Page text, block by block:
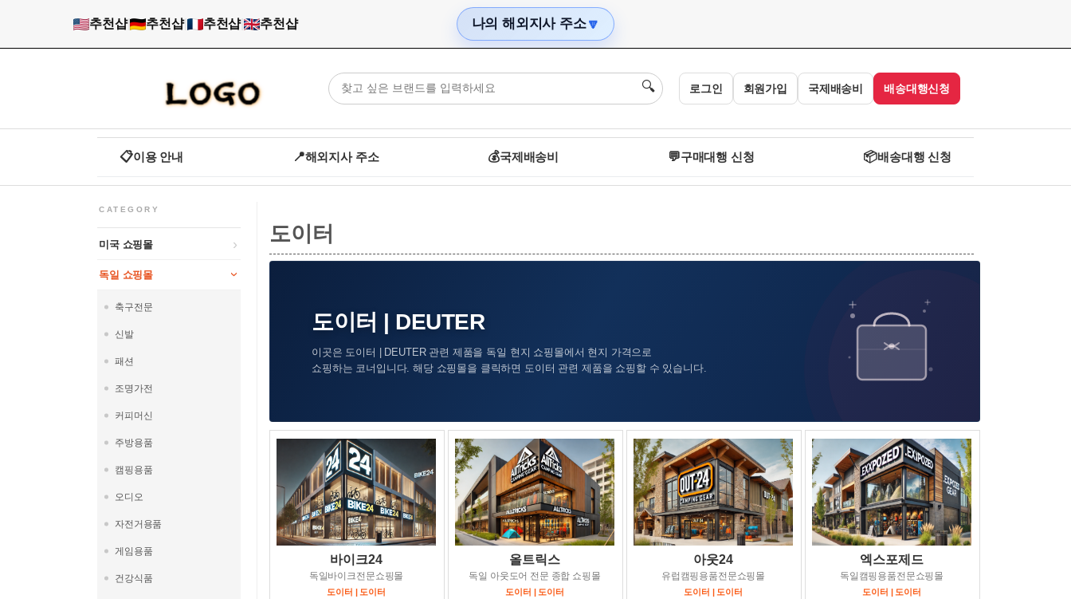
추천샵| 추천샵| 추천샵| 추천샵 나의 해외지사 주소🔽
🔍 로그인 회원가입 국제배송비 배송대행신청
📋이용 안내 📍해외지사 주소 💰국제배송비 💬구매대행 신청 📦배송대행 신청
CATEGORY
미국 쇼핑몰
독일 쇼핑몰
축구전문
신발
패션
조명가전
커피머신
주방용품
캠핑용품
오디오
자전거용품
게임용품
건강식품
도이터
도이터 | DEUTER
이곳은 도이터 | DEUTER 관련 제품을 독일 현지 쇼핑몰에서 현지 가격으로
쇼핑하는 코너입니다. 해당 쇼핑몰을 클릭하면 도이터 관련 제품을 쇼핑할 수 있습니다.
바이크24
독일바이크전문쇼핑몰
도이터 | 도이터
올트릭스
독일 아웃도어 전문 종합 쇼핑몰
도이터 | 도이터
아웃24
유럽캠핑용품전문쇼핑몰
도이터 | 도이터
엑스포제드
독일캠핑용품전문쇼핑몰
도이터 | 도이터